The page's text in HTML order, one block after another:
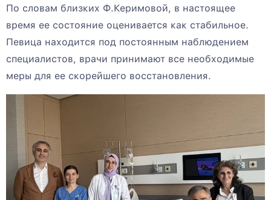
По словам близких Ф.Керимовой, в настоящее
время ее состояние оценивается как стабильное.
Певица находится под постоянным наблюдением
специалистов, врачи принимают все необходимые
меры для ее скорейшего восстановления.